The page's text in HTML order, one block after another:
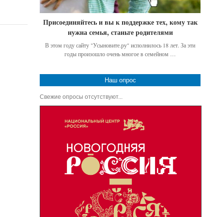
Присоединяйтесь и вы к поддержке тех, кому так
нужна семья, станьте родителями
В этом году сайту "Усыновите.ру" исполнилось 18 лет. За эти
годы произошло очень многое в семейном …
Наш опрос
Свежие опросы отсутствуют...